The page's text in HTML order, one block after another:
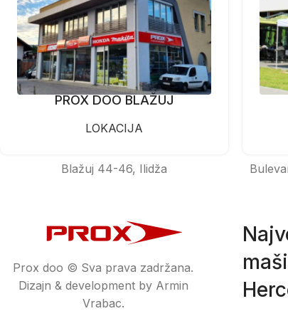
PROX DOO BLAŽUJ
LOKACIJA
Blažuj 44-46, Ilidža
Prox doo © Sva prava zadržana.
Dizajn & development by Armin
Vrabac.